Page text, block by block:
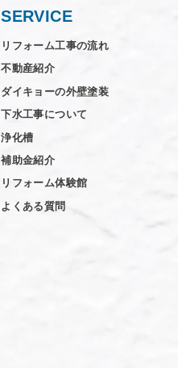
SERVICE
リフォーム工事の流れ
不動産紹介
ダイキョーの外壁塗装
下水工事について
浄化槽
補助金紹介
リフォーム体験館
よくある質問